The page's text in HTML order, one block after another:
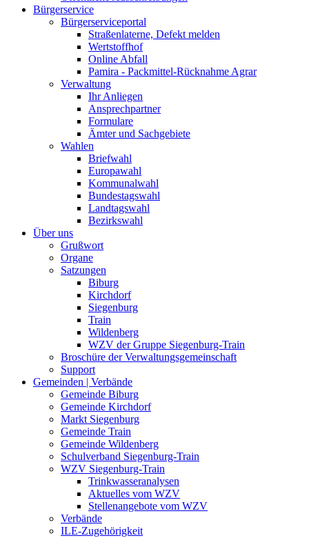
Bürgerservice
Bürgerserviceportal
Straßenlaterne, Defekt melden
Wertstoffhof
Online Abfall
Pamira - Packmittel-Rücknahme Agrar
Verwaltung
Ihr Anliegen
Ansprechpartner
Formulare
Ämter und Sachgebiete
Wahlen
Briefwahl
Europawahl
Kommunalwahl
Bundestagswahl
Landtagswahl
Bezirkswahl
Über uns
Grußwort
Organe
Satzungen
Biburg
Kirchdorf
Siegenburg
Train
Wildenberg
WZV der Gruppe Siegenburg-Train
Broschüre der Verwaltungsgemeinschaft
Support
Gemeinden | Verbände
Gemeinde Biburg
Gemeinde Kirchdorf
Markt Siegenburg
Gemeinde Train
Gemeinde Wildenberg
Schulverband Siegenburg-Train
WZV Siegenburg-Train
Trinkwasseranalysen
Aktuelles vom WZV
Stellenangebote vom WZV
Verbände
ILE-Zugehörigkeit